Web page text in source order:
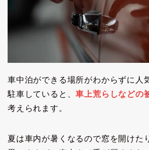
車中泊ができる場所がわからずに人
駐車していると、車上荒らしなどの
考えられます。
夏は車内が暑くなるので窓を開けた